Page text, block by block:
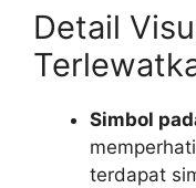
Detail
Simbol
terdapat